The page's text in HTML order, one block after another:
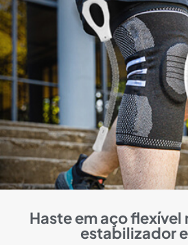
Haste em aço flexível
estabilizador